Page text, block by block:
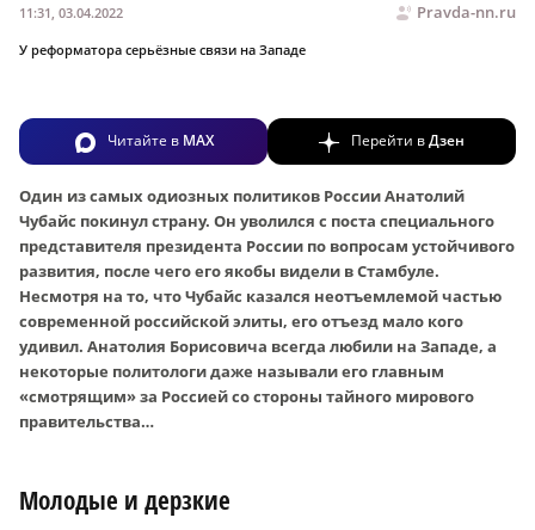
Pravda-nn.ru
11:31, 03.04.2022
У реформатора серьёзные связи на Западе
Читайте в MAX Перейти вДзен
Один из самых одиозных политиков России Анатолий
Чубайс покинул страну. Он уволился с поста специального
представителя президента России по вопросам устойчивого
развития, после чего его якобы видели в Стамбуле.
Несмотря на то, что Чубайс казался неотъемлемой частью
современной российской элиты, его отъезд мало кого
удивил. Анатолия Борисовича всегда любили на Западе, а
некоторые политологи даже называли его главным
«смотрящим» за Россией со стороны тайного мирового
правительства…
Молодые и дерзкие